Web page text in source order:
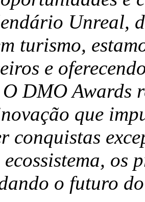
Unreal,
turismo,
e
DMO Awards
que
conquistas
os
o futuro